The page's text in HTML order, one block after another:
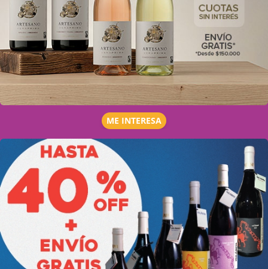
ME INTERESA